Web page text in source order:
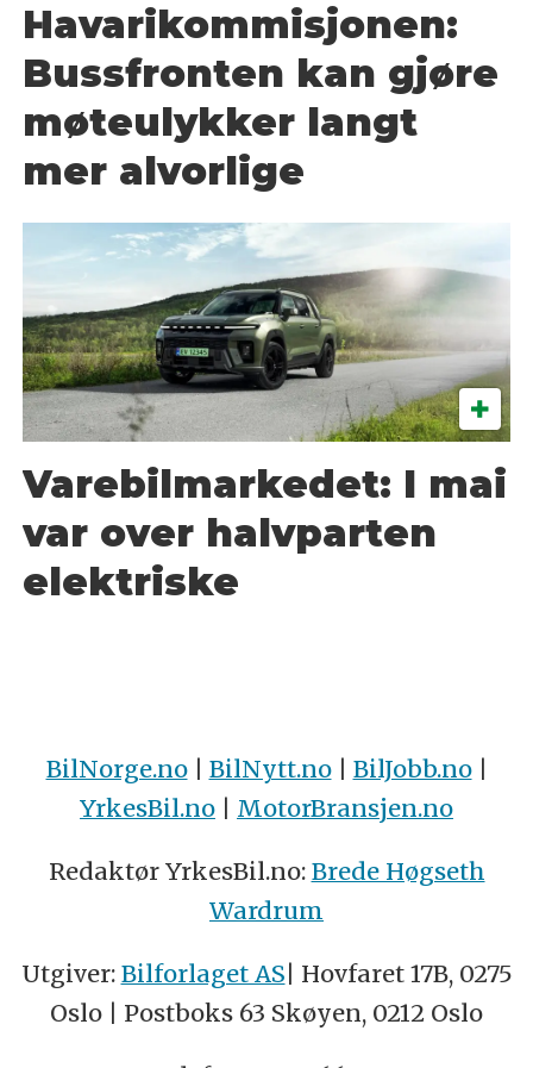
Havarikommisjonen:
Bussfronten kan gjøre
møteulykker langt
mer alvorlige
Varebilmarkedet: I mai
var over halvparten
elektriske
BilNorge.no| BilNytt.no| BilJobb.no|
YrkesBil.no | MotorBransjen.no
Redaktør YrkesBil.no: Brede Høgseth
Wardrum
Utgiver: Bilforlaget AS| Hovfaret 17B, 0275
Oslo | Postboks 63 Skøyen, 0212 Oslo